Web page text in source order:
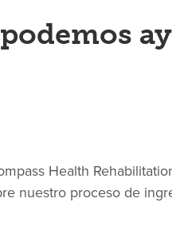
Health
nuestro proceso de